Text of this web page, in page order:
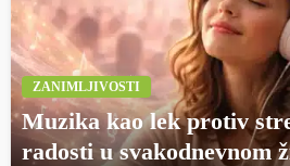
ZANIMLJIVOSTI
Muzika kao lek protiv
radosti u svakodnevnom